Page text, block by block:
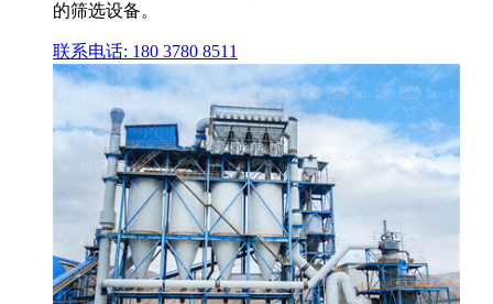
的筛选设备。
联系电话: 180 3780 8511